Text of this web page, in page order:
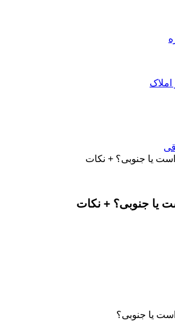
یا جنوبی؟ + نکات
یا جنوبی؟ + نکات